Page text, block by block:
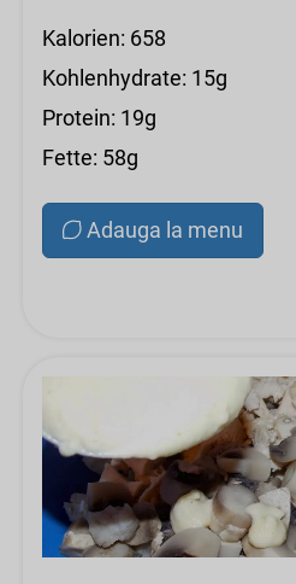
Kalorien: 658
Kohlenhydrate: 15g
Protein: 19g
Fette: 58g
Adauga la menu